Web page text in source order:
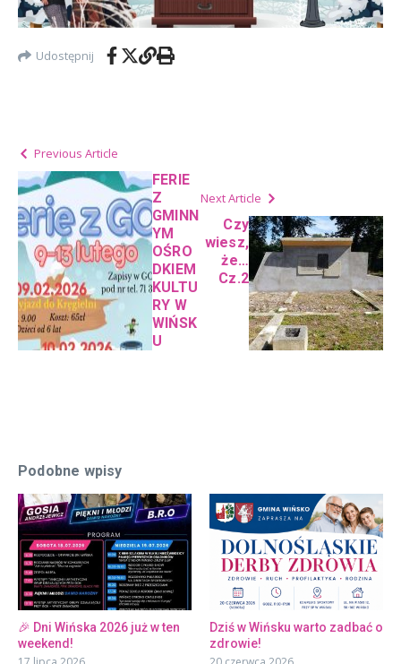
Udostępnij
Previous Article
FERIE
Z
GMINN
YM
OŚRO
DKIEM
KULTU
RY W
WIŃSK
U
Next Article
Czy
wiesz,
że…
Cz.2
Podobne wpisy
🎉 Dni Wińska 2026 już w ten
weekend!
Dziś w Wińsku warto zadbać o
zdrowie!